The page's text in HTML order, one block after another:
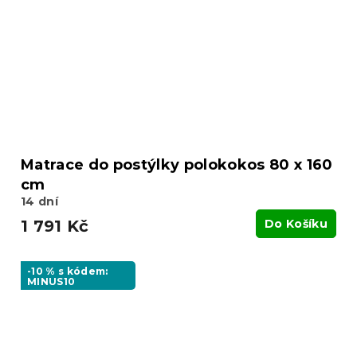
Matrace do postýlky polokokos 80 x 160
cm
14 dní
1 791 Kč Do Košíku
-10 % s kódem:
MINUS10